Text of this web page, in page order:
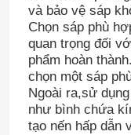
Nhà
Sản phẩm
Về chúng tôi
và bảo vệ sáp
Chọn sáp phù
quan trọng đối
phẩm hoàn
chọn một sáp
Ngoài ra,sử
như bình chứa
tạo nến hấp dẫn